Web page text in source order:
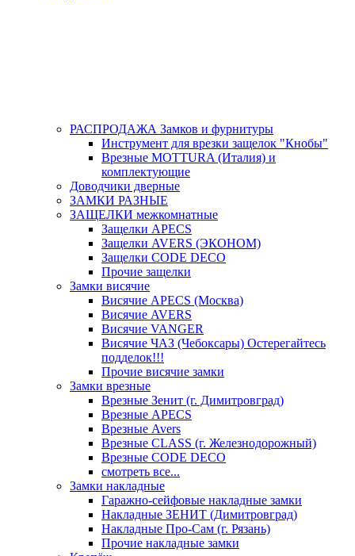
РАСПРОДАЖА Замков и фурнитуры
Инструмент для врезки защелок "Кнобы"
Врезные MOTTURA (Италия) и
комплектующие
Доводчики дверные
ЗАМКИ РАЗНЫЕ
ЗАЩЕЛКИ межкомнатные
Защелки APECS
Защелки AVERS (ЭКОНОМ)
Защелки CODE DECO
Прочие защелки
Замки висячие
Висячие APECS (Москва)
Висячие AVERS
Висячие VANGER
Висячие ЧАЗ (Чебоксары) Остерегайтесь
подделок!!!
Прочие висячие замки
Замки врезные
Врезные Зенит (г. Димитровград)
Врезные APECS
Врезные Avers
Врезные CLASS (г. Железнодорожный)
Врезные CODE DECO
смотреть все...
Замки накладные
Гаражно-сейфовые накладные замки
Накладные ЗЕНИТ (Димитровград)
Накладные Про-Сам (г. Рязань)
Прочие накладные замки